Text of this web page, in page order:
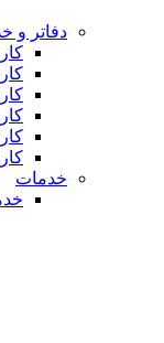
دفاتر و
خدمات